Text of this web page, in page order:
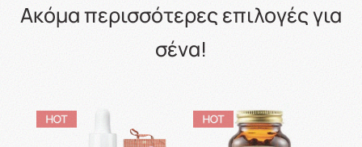
Ακόμα περισσότερες επιλογές για
σένα!